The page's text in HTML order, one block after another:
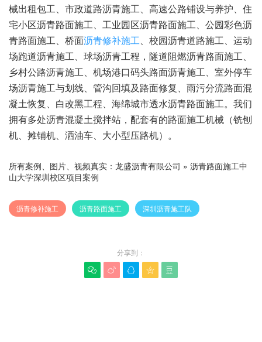
械出租包工、市政道路沥青施工、高速公路铺设与养护、住
宅小区沥青路面施工、工业园区沥青路面施工、公园彩色沥
青路面施工、桥面沥青修补施工、校园沥青道路施工、运动
场跑道沥青施工、球场沥青工程，隧道阻燃沥青路面施工、
乡村公路沥青施工、机场港口码头路面沥青施工、室外停车
场沥青施工与划线、管沟回填及路面修复、雨污分流路面混
凝土恢复、白改黑工程、海绵城市透水沥青路面施工。我们
拥有多处沥青混凝土搅拌站，配套有的路面施工机械（铣刨
机、摊铺机、洒油车、大小型压路机）。
所有案例、图片、视频真实： 龙盛沥青有限公司 » 沥青路面施工中
山大学深圳校区项目案例
沥青修补施工 沥青路面施工 深圳沥青施工队
分享到：
    